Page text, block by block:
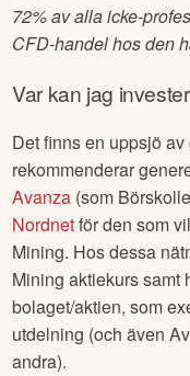
72% av alla icke-
CFD-handel hos den
Var kan jag
Det finns en uppsjö
rekommenderar
Avanza (som
Nordnetför den som
Mining. Hos dessa
Mining aktiekurs samt
bolaget/aktien, som
utdelning (och även
andra).